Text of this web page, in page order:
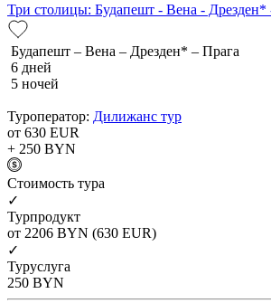
Три столицы: Будапешт - Вена - Дрезден*
Будапешт – Вена – Дрезден* – Прага
6 дней
5 ночей
Туроператор: Дилижанс тур
от 630 EUR
+ 250 BYN
Cтоимость тура
✓
Турпродукт
от 2206 BYN (630 EUR)
✓
Туруслуга
250 BYN